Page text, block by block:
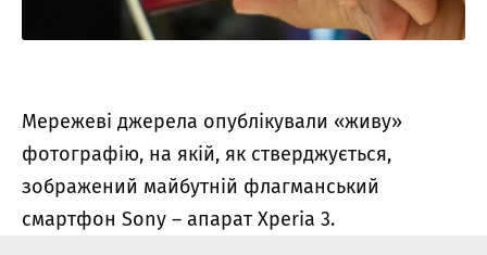
Мережеві джерела опублікували «живу»
фотографію, на якій, як стверджується,
зображений майбутній флагманський
смартфон Sony – апарат Xperia 3.